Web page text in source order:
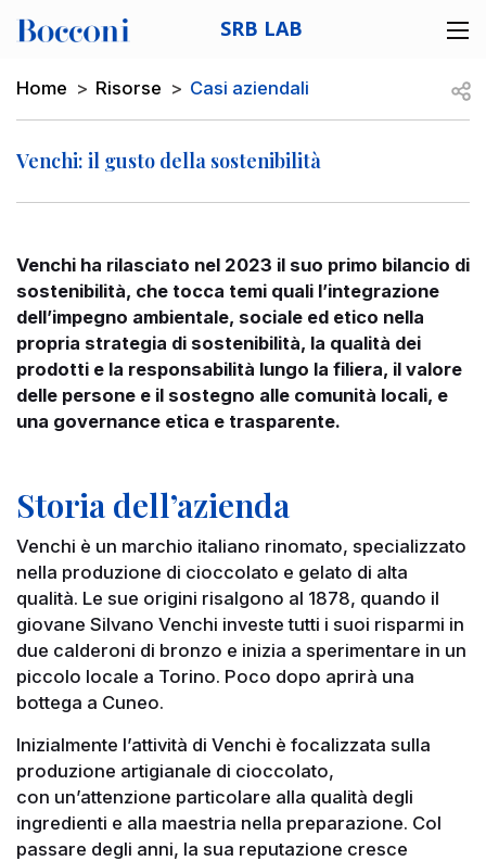
SRB LAB
Breadcrumb
Home Risorse Casi aziendali
Venchi: il gusto della sostenibilità
Venchi ha rilasciato nel 2023 il suo primo bilancio di
sostenibilità, che tocca temi quali l’integrazione
dell’impegno ambientale, sociale ed etico nella
propria strategia di sostenibilità, la qualità dei
prodotti e la responsabilità lungo la filiera, il valore
delle persone e il sostegno alle comunità locali, e
una governance etica e trasparente.
Storia dell’azienda
Venchi è un marchio italiano rinomato, specializzato
nella produzione di cioccolato e gelato di alta
qualità. Le sue origini risalgono al 1878, quando il
giovane Silvano Venchi investe tutti i suoi risparmi in
due calderoni di bronzo e inizia a sperimentare in un
piccolo locale a Torino. Poco dopo aprirà una
bottega a Cuneo.
Inizialmente l’attività di Venchi è focalizzata sulla
produzione artigianale di cioccolato,
con un’attenzione particolare alla qualità degli
ingredienti e alla maestria nella preparazione. Col
passare degli anni, la sua reputazione cresce